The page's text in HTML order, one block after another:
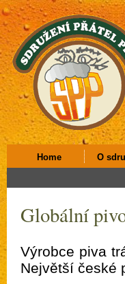
Home O
Globální
Výrobce piva
Největší české